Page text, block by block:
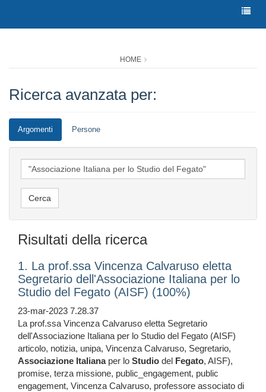
HOME
Ricerca avanzata per:
Argomenti Persone
Risultati della ricerca
1. La prof.ssa Vincenza Calvaruso eletta
Segretario dell'Associazione Italiana per lo
Studio del Fegato (AISF) (100%)
23-mar-2023 7.28.37
La prof.ssa Vincenza Calvaruso eletta Segretario
dell'Associazione Italiana per lo Studio del Fegato (AISF)
articolo, notizia, unipa, Vincenza Calvaruso, Segretario,
Associazione Italianaper lo Studio del Fegato, AISF),
promise, terza missione, public_engagement, public
engagement, Vincenza Calvaruso, professore associato di